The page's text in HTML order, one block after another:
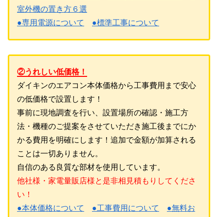
室外機の置き方６選
●専用電源について
●標準工事について
②うれしい低価格！
ダイキンのエアコン本体価格から工事費用まで安心
の低価格で設置します！
事前に現地調査を行い、設置場所の確認・施工方
法・機種のご提案をさせていただき施工後までにか
かる費用を明確にします！追加で金額が加算される
ことは一切ありません。
自信のある良質な部材を使用しています。
他社様・家電量販店様と是非相見積もりしてくださ
い！
●本体価格について
●工事費用について
●無料お